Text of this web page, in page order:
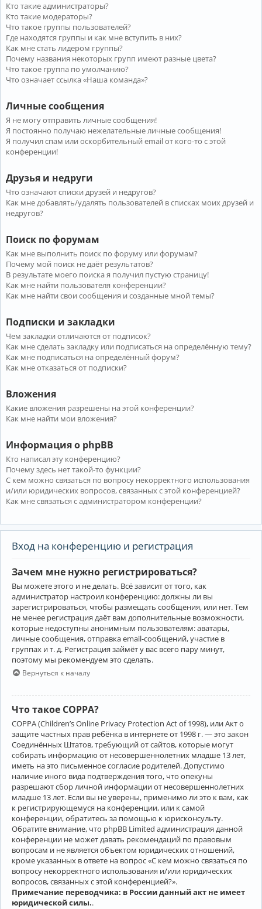
Кто такие администраторы?
Кто такие модераторы?
Что такое группы пользователей?
Где находятся группы и как мне вступить в них?
Как мне стать лидером группы?
Почему названия некоторых групп имеют разные цвета?
Что такое группа по умолчанию?
Что означает ссылка «Наша команда»?
Личные сообщения
Я не могу отправить личные сообщения!
Я постоянно получаю нежелательные личные сообщения!
Я получил спам или оскорбительный email от кого-то с этой
конференции!
Друзья и недруги
Что означают списки друзей и недругов?
Как мне добавлять/удалять пользователей в списках моих друзей и
недругов?
Поиск по форумам
Как мне выполнить поиск по форуму или форумам?
Почему мой поиск не даёт результатов?
В результате моего поиска я получил пустую страницу!
Как мне найти пользователя конференции?
Как мне найти свои сообщения и созданные мной темы?
Подписки и закладки
Чем закладки отличаются от подписок?
Как мне сделать закладку или подписаться на определённую тему?
Как мне подписаться на определённый форум?
Как мне отказаться от подписки?
Вложения
Какие вложения разрешены на этой конференции?
Как мне найти мои вложения?
Информация о phpBB
Кто написал эту конференцию?
Почему здесь нет такой-то функции?
С кем можно связаться по вопросу некорректного использования
и/или юридических вопросов, связанных с этой конференцией?
Как мне связаться с администратором конференции?
Вход на конференцию и регистрация
Зачем мне нужно регистрироваться?
Вы можете этого и не делать. Всё зависит от того, как
администратор настроил конференцию: должны ли вы
зарегистрироваться, чтобы размещать сообщения, или нет. Тем
не менее регистрация даёт вам дополнительные возможности,
которые недоступны анонимным пользователям: аватары,
личные сообщения, отправка email-сообщений, участие в
группах и т. д. Регистрация займёт у вас всего пару минут,
поэтому мы рекомендуем это сделать.
Вернуться к началу
Что такое COPPA?
COPPA (Children’s Online Privacy Protection Act of 1998), или Акт о
защите частных прав ребёнка в интернете от 1998 г. — это закон
Соединённых Штатов, требующий от сайтов, которые могут
собирать информацию от несовершеннолетних младше 13 лет,
иметь на это письменное согласие родителей. Допустимо
наличие иного вида подтверждения того, что опекуны
разрешают сбор личной информации от несовершеннолетних
младше 13 лет. Если вы не уверены, применимо ли это к вам, как
к регистрирующемуся на конференции, или к самой
конференции, обратитесь за помощью к юрисконсульту.
Обратите внимание, что phpBB Limited администрация данной
конференции не может давать рекомендаций по правовым
вопросам и не является объектом юридических отношений,
кроме указанных в ответе на вопрос «С кем можно связаться по
вопросу некорректного использования и/или юридических
вопросов, связанных с этой конференцией?».
Примечание переводчика: в России данный акт не имеет
юридической силы..